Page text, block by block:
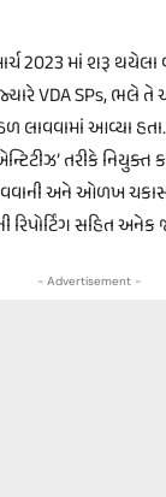
2023 માં શરૂ થયેલા
VDA SPs, ભલે
લાવવામાં આવ્યા
તરીકે
અને ઓળખ
રિપોર્ટિંગ સહિત
- Advertisement -